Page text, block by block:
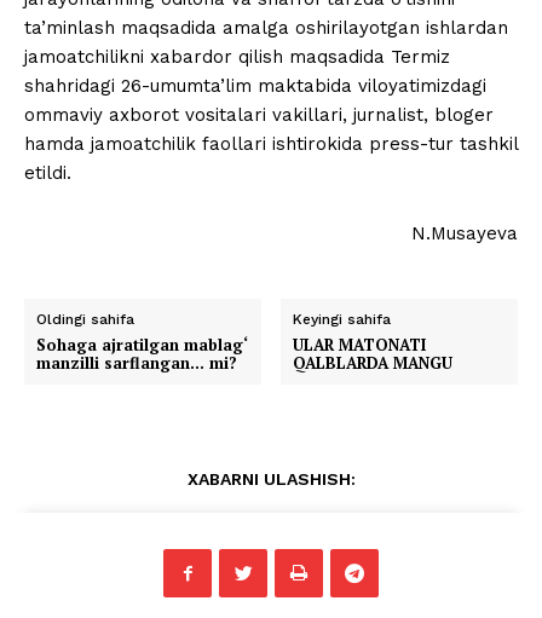
ta’minlash maqsadida amalga oshirilayotgan ishlardan
jamoatchilikni xabardor qilish maqsadida Termiz
shahridagi 26-umumta’lim maktabida viloyatimizdagi
ommaviy axborot vositalari vakillari, jurnalist, bloger
hamda jamoatchilik faollari ishtirokida press-tur tashkil
etildi.
N.Musayeva
Oldingi sahifa
Sohaga ajratilgan mablag‘
manzilli sarflangan… mi?
Keyingi sahifa
ULAR MATONATI
QALBLARDA MANGU
XABARNI ULASHISH: